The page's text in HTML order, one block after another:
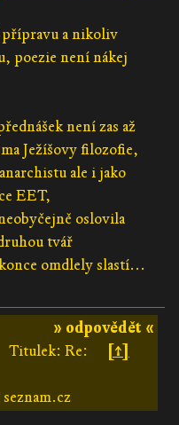
přípravu a nikoliv
poezie není nákej
není zas až
Ježíšovy filozofie,
ale i jako
EET,
oslovila
tvář
omdlely slastí...
» odpovědět «
Titulek: Re:
[↑]